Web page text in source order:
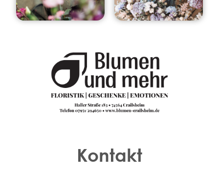
Kontakt